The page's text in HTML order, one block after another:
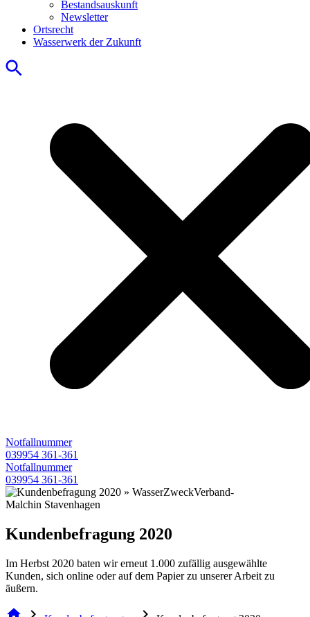
Bestandsauskunft
Newsletter
Ortsrecht
Wasserwerk der Zukunft
Notfallnummer
039954 361-361
Notfallnummer
039954 361-361
Kundenbefragung 2020
Im Herbst 2020 baten wir erneut 1.000 zufällig ausgewählte
Kunden, sich online oder auf dem Papier zu unserer Arbeit zu
äußern.